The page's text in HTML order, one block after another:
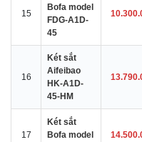
15
Bofa model
FDG-A1D-
45
16
Két sắt
Aifeibao
HK-A1D-
45-HM
17
Két sắt
Bofa model